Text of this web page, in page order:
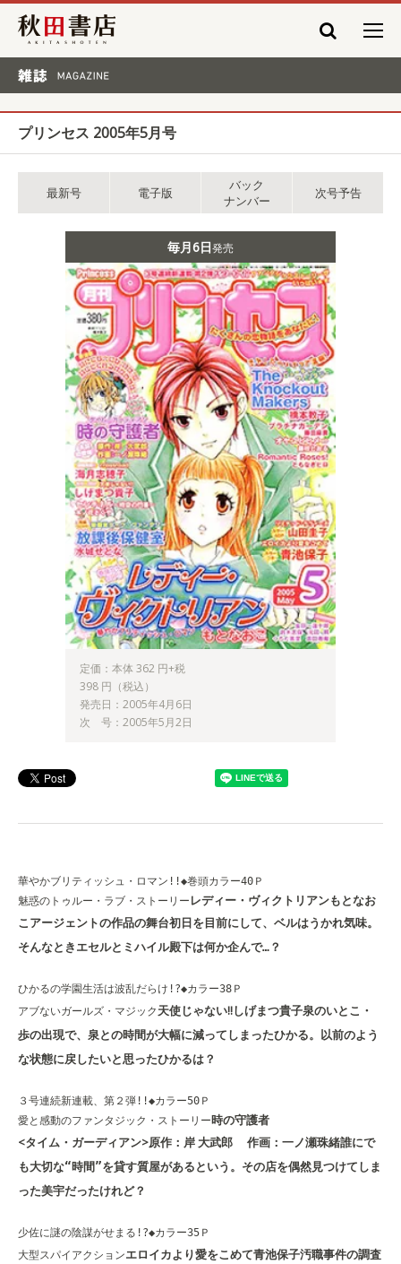
秋田書店
プリンセス 2005年5月号
最新号 電子版
バック
ナンバー
次号予告
毎月6日発売
定価：本体 362 円+税
398 円（税込）
発売日：2005年4月6日
次 号：2005年5月2日
華やかブリティッシュ・ロマン!!◆巻頭カラー40Ｐ
魅惑のトゥルー・ラブ・ストーリー レディー・ヴィクトリアンもとなお
こ アージェントの作品の舞台初日を目前にして、ベルはうかれ気味。
そんなときエセルとミハイル殿下は何か企んで…？
ひかるの学園生活は波乱だらけ!?◆カラー38Ｐ
アブないガールズ・マジック 天使じゃない!!しげまつ貴子泉のいとこ・
歩の出現で、泉との時間が大幅に減ってしまったひかる。以前のよう
な状態に戻したいと思ったひかるは？
３号連続新連載、第２弾!!◆カラー50Ｐ
愛と感動のファンタジック・ストーリー時の守護者
<タイム・ガーディアン>原作：岸 大武郎 作画：一ノ瀬珠緒誰にで
も大切な“時間”を貸す質屋があるという。その店を偶然見つけてしま
った美宇だったけれど？
少佐に謎の陰謀がせまる!?◆カラー35Ｐ
大型スパイアクションエロイカより愛をこめて青池保子汚職事件の調査